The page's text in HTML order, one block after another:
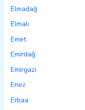
Elmadağ
Elmalı
Emet
Emirdağ
Emirgazi
Enez
Erbaa